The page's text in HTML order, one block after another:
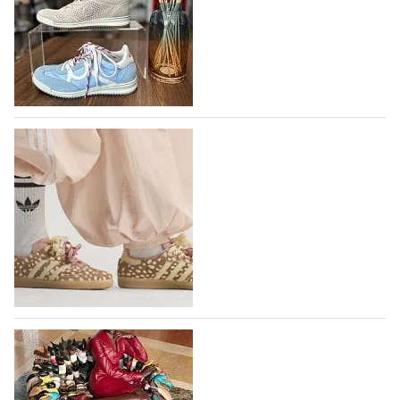
В следующем году итальянский бренд
IGI&CO отметит свое 25-летие
Компания IGI&CO была основана в 2002 году как
проект, посвященный здоровью,
высокотехнологичным продуктам, стилистическим
исследованиям и итальянскому…
10.08.2026 196
Вышли новые кроссовки Adidas Samba в
принте, имитирующем шкуру оленя